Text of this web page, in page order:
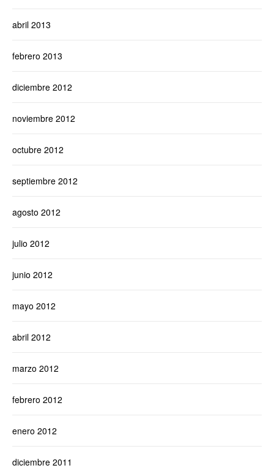
abril 2013
febrero 2013
diciembre 2012
noviembre 2012
octubre 2012
septiembre 2012
agosto 2012
julio 2012
junio 2012
mayo 2012
abril 2012
marzo 2012
febrero 2012
enero 2012
diciembre 2011